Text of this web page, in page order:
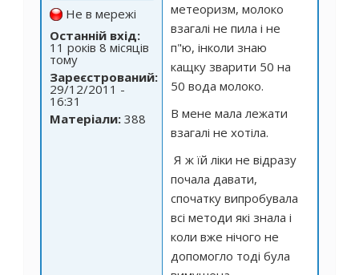
Не в мережі
Останній вхід:
11 років 8 місяців
тому
Зареєстрований:
29/12/2011 -
16:31
Матеріали: 388
метеоризм, молоко
взагалі не пила і не
п"ю, інколи знаю
кащку зварити 50 на
50 вода молоко.
В мене мала лежати
взагалі не хотіла.
Я ж їй ліки не відразу
почала давати,
спочатку випробувала
всі методи які знала і
коли вже нічого не
допомогло тоді була